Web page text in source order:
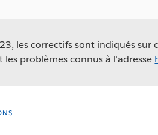
les correctifs sont indiqués
les problèmes connus à l'adresse